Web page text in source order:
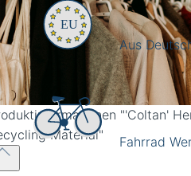
Aus
Fahrrad
"'Coltan'
Material"